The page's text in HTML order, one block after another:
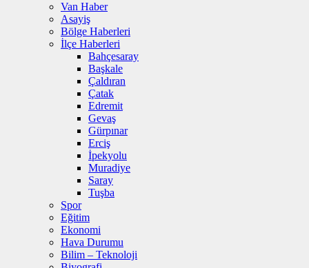
Van Haber
Asayiş
Bölge Haberleri
İlçe Haberleri
Bahçesaray
Başkale
Çaldıran
Çatak
Edremit
Gevaş
Gürpınar
Erciş
İpekyolu
Muradiye
Saray
Tuşba
Spor
Eğitim
Ekonomi
Hava Durumu
Bilim – Teknoloji